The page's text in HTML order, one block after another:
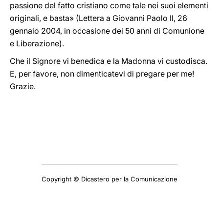
passione del fatto cristiano come tale nei suoi elementi
originali, e basta» (Lettera a Giovanni Paolo II, 26
gennaio 2004, in occasione dei 50 anni di Comunione
e Liberazione).
Che il Signore vi benedica e la Madonna vi custodisca.
E, per favore, non dimenticatevi di pregare per me!
Grazie.
Copyright © Dicastero per la Comunicazione